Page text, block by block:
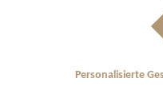
Personalisierte